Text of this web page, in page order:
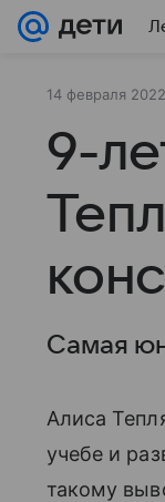
14 февраля 2022
9-
Самая
Алиса
учебе и
такому